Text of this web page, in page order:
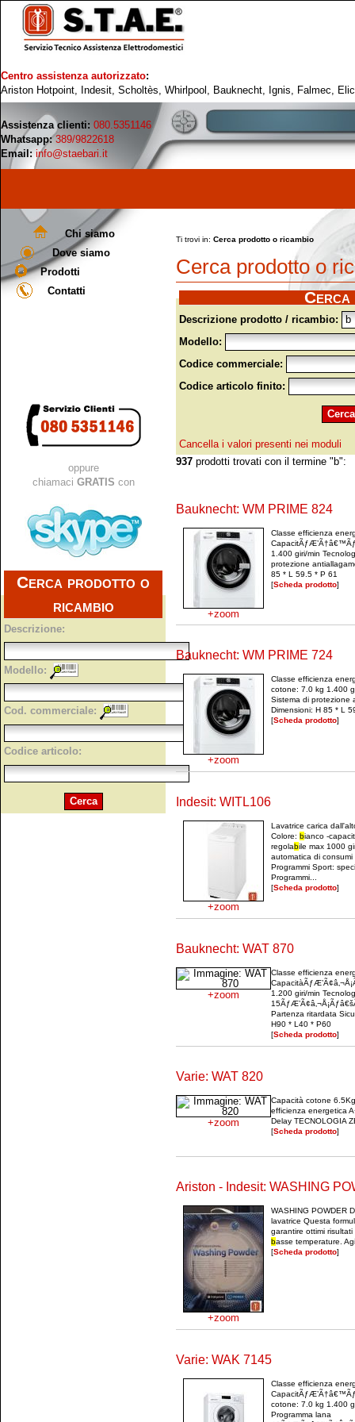
Centro assistenza autorizzato:
Ariston Hotpoint, Indesit, Scholtès, Whirlpool, Bauknecht, Ignis, Falmec,
Assistenza clienti: 080.5351146
Whatsapp: 389/9822618
Email: info@staebari.it
Chi siamo
Dove siamo
Prodotti
Contatti
oppure
chiamaci GRATIS con
Cerca prodotto o
ricambio
Descrizione:
Modello:
Cod. commerciale:
Codice articolo:
Ti trovi in: Cerca prodotto o ricambio
Cerca prodotto o
Descrizione prodotto / ricambio:
Modello:
Codice commerciale:
Codice articolo finito:
Cancella i valori presenti nei moduli
937 prodotti trovati con il termine "b":
Bauknecht: WM PRIME 824
+zoom
Classe efficienza
1.400 giri/min
protezione
85 * L 59.5 * P 61
[Scheda prodotto]
Bauknecht: WM PRIME 724
+zoom
Classe efficienza
cotone: 7.0 kg 1.400
Sistema di protezione
Dimensioni: H 85 * L
[Scheda prodotto]
Indesit: WITL106
+zoom
Lavatrice carica
Colore: bianco -
regolabile max 1000
automatica di consumi
Programmi Sport:
Programmi...
[Scheda prodotto]
Bauknecht: WAT 870
+zoom
Classe efficienza
1.200 giri/min
Partenza ritardata
H90 * L40 * P60
[Scheda prodotto]
Varie: WAT 820
+zoom
Capacità cotone
efficienza energetica
Delay TECNOLOGIA
[Scheda prodotto]
Ariston - Indesit: WASHING
+zoom
WASHING POWDER
lavatrice Questa
garantire ottimi
basse temperature.
[Scheda prodotto]
Varie: WAK 7145
Classe efficienza
cotone: 7.0 kg 1.400
Programma lana